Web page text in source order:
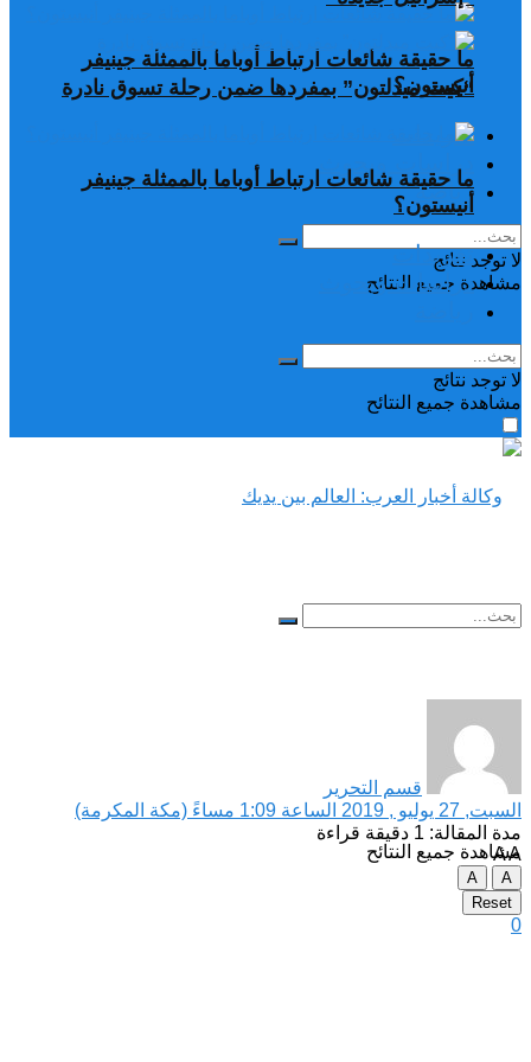
ما حقيقة شائعات ارتباط أوباما بالممثلة جينيفر
أنيستون؟
تغريدات
دراسات وبحوث
رياضة
لا توجد نتائج
مشاهدة جميع النتائح
“كيت ميدلتون” بمفردها ضمن رحلة تسوق نادرة
ما حقيقة شائعات ارتباط أوباما بالممثلة جينيفر
أنيستون؟
تغريدات
دراسات وبحوث
لا توجد نتائج
مشاهدة جميع النتائح
لا توجد نتائج
مشاهدة جميع النتائح
قسم التحرير
السبت, 27 يوليو , 2019 الساعة 1:09 مساءً (مكة المكرمة)
مدة المقالة: 1 دقيقة قراءة
AA
A
A
Reset
0